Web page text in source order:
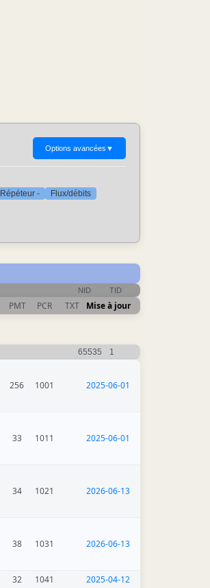
Options avancées ▼
Répéteur - Flux/débits
NID TID
PMT PCR TXT Mise à jour
65535 1
256 1001 2025-06-01
33 1011 2025-06-01
34 1021 2026-06-13
38 1031 2026-06-13
32 1041 2025-04-12